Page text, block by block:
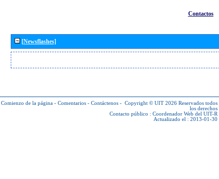
Contactos
[Newsflashes]
Comienzo de la página - Comentarios - Contáctenos - Copyright © UIT 2026 Reservados todos
los derechos
Contacto público : Coordenador Web del UIT-R
Actualizado el : 2013-01-30